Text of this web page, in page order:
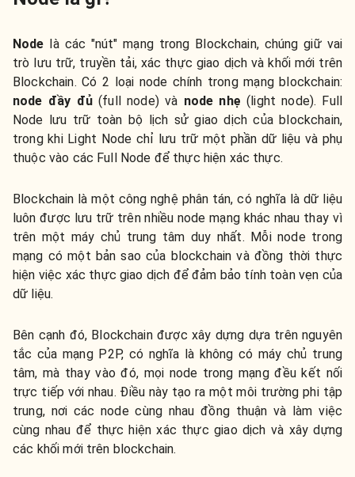
Node
là các "nút" mạng trong Blockchain, chúng giữ vai
trò lưu trữ, truyền tải, xác thực giao dịch và khối mới trên
Blockchain. Có 2 loại node chính trong mạng blockchain:
node đầy đủ(full node) và node nhẹ (light node). Full
Node lưu trữ toàn bộ lịch sử giao dịch của blockchain,
trong khi Light Node chỉ lưu trữ một phần dữ liệu và phụ
thuộc vào các Full Node để thực hiện xác thực.
Blockchain là một công nghệ phân tán, có nghĩa là dữ liệu
luôn được lưu trữ trên nhiều node mạng khác nhau thay vì
trên một máy chủ trung tâm duy nhất. Mỗi node trong
mạng có một bản sao của blockchain và đồng thời thực
hiện việc xác thực giao dịch để đảm bảo tính toàn vẹn của
dữ liệu.
Bên cạnh đó, Blockchain được xây dựng dựa trên nguyên
tắc của mạng P2P, có nghĩa là không có máy chủ trung
tâm, mà thay vào đó, mọi node trong mạng đều kết nối
trực tiếp với nhau. Điều này tạo ra một môi trường phi tập
trung, nơi các node cùng nhau đồng thuận và làm việc
cùng nhau để thực hiện xác thực giao dịch và xây dựng
các khối mới trên blockchain.